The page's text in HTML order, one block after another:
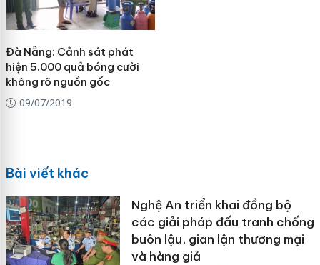
Đà Nẵng: Cảnh sát phát
hiện 5.000 quả bóng cười
không rõ nguồn gốc
09/07/2019
Bài viết khác
Nghệ An triển khai đồng bộ
các giải pháp đấu tranh chống
buôn lậu, gian lận thương mại
và hàng giả